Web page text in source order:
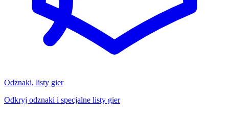
Odznaki, listy gier
Odkryj odznaki i specjalne listy gier